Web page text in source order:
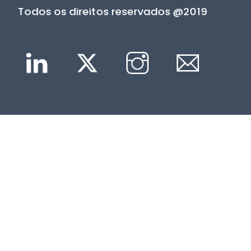
Todos os direitos reservados @2019
Linkedin Twitter Instagram